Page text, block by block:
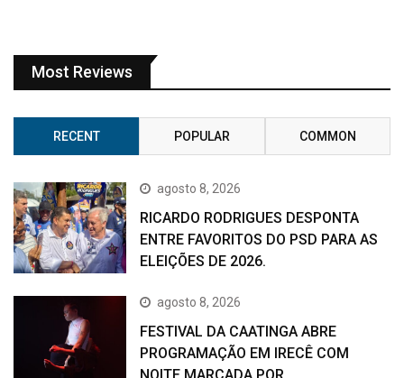
Most Reviews
RECENT POPULAR COMMON
agosto 8, 2026
RICARDO RODRIGUES DESPONTA
ENTRE FAVORITOS DO PSD PARA AS
ELEIÇÕES DE 2026.
agosto 8, 2026
FESTIVAL DA CAATINGA ABRE
PROGRAMAÇÃO EM IRECÊ COM
NOITE MARCADA POR